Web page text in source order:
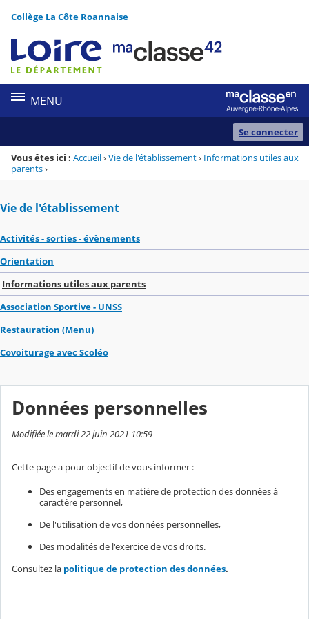
Menu de la rubrique
Contenu
Collège La Côte Roannaise
MENU
Se connecter
Vous êtes ici : Accueil›Vie de l'établissement› Informations utiles aux
parents›
Vie de l'établissement
Activités - sorties - évènements
Orientation
Informations utiles aux parents
Association Sportive - UNSS
Restauration (Menu)
Covoiturage avec Scoléo
Données personnelles
Modifiée le mardi 22 juin 2021 10:59
Cette page a pour objectif de vous informer :
Des engagements en matière de protection des données à
caractère personnel,
De l'utilisation de vos données personnelles,
Des modalités de l'exercice de vos droits.
Consultez la politique de protection des données.